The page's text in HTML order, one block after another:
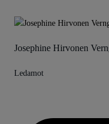
Josephine Hirvonen
Ledamot